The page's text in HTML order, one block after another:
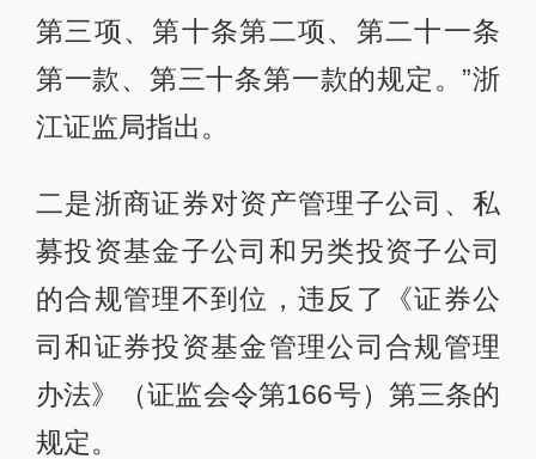
第三项、第十条第二项、第二十一条
第一款、第三十条第一款的规定。”浙
江证监局指出。
二是浙商证券对资产管理子公司、私
募投资基金子公司和另类投资子公司
的合规管理不到位，违反了《证券公
司和证券投资基金管理公司合规管理
办法》（证监会令第166号）第三条的
规定。